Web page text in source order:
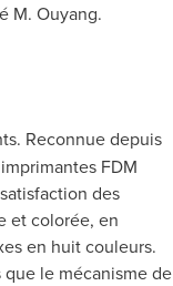
M. Ouyang.
Reconnue depuis
FDM
des
et colorée, en
en huit couleurs.
le mécanisme de